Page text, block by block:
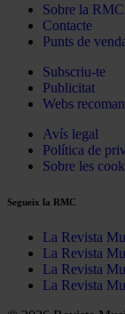
Sobre la RMC
Contacte
Punts de
Subscriu-te
Publicitat
Webs
Avís legal
Política de
Sobre les
Segueix la RMC
La Revista
La Revista
La Revista
La Revista